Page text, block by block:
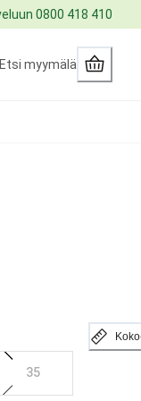
0800 418 410
Etsi myymälä
35